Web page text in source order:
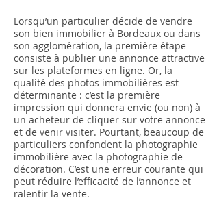
Lorsqu’un particulier décide de vendre
son bien immobilier à Bordeaux ou dans
son agglomération, la première étape
consiste à publier une annonce attractive
sur les plateformes en ligne. Or, la
qualité des photos immobilières est
déterminante : c’est la première
impression qui donnera envie (ou non) à
un acheteur de cliquer sur votre annonce
et de venir visiter. Pourtant, beaucoup de
particuliers confondent la photographie
immobilière avec la photographie de
décoration. C’est une erreur courante qui
peut réduire l’efficacité de l’annonce et
ralentir la vente.